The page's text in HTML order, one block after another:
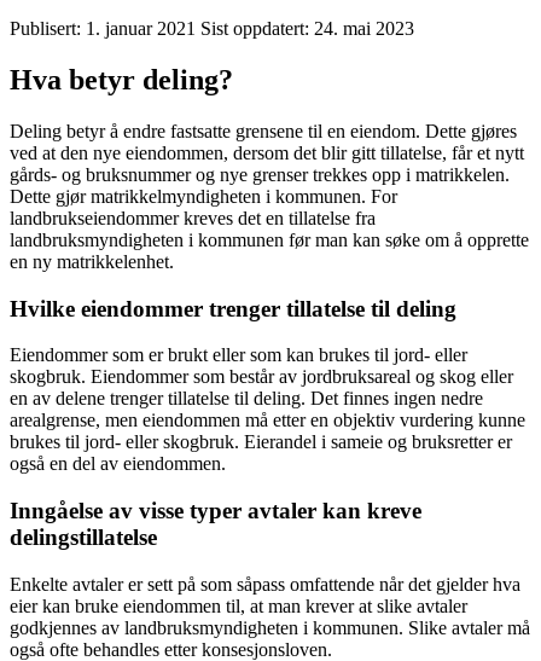
Publisert: 1. januar 2021 Sist oppdatert: 24. mai 2023
Hva betyr deling?
Deling betyr å endre fastsatte grensene til en eiendom. Dette gjøres
ved at den nye eiendommen, dersom det blir gitt tillatelse, får et nytt
gårds- og bruksnummer og nye grenser trekkes opp i matrikkelen.
Dette gjør matrikkelmyndigheten i kommunen. For
landbrukseiendommer kreves det en tillatelse fra
landbruksmyndigheten i kommunen før man kan søke om å opprette
en ny matrikkelenhet.
Hvilke eiendommer trenger tillatelse til deling
Eiendommer som er brukt eller som kan brukes til jord- eller
skogbruk. Eiendommer som består av jordbruksareal og skog eller
en av delene trenger tillatelse til deling. Det finnes ingen nedre
arealgrense, men eiendommen må etter en objektiv vurdering kunne
brukes til jord- eller skogbruk. Eierandel i sameie og bruksretter er
også en del av eiendommen.
Inngåelse av visse typer avtaler kan kreve
delingstillatelse
Enkelte avtaler er sett på som såpass omfattende når det gjelder hva
eier kan bruke eiendommen til, at man krever at slike avtaler
godkjennes av landbruksmyndigheten i kommunen. Slike avtaler må
også ofte behandles etter konsesjonsloven.